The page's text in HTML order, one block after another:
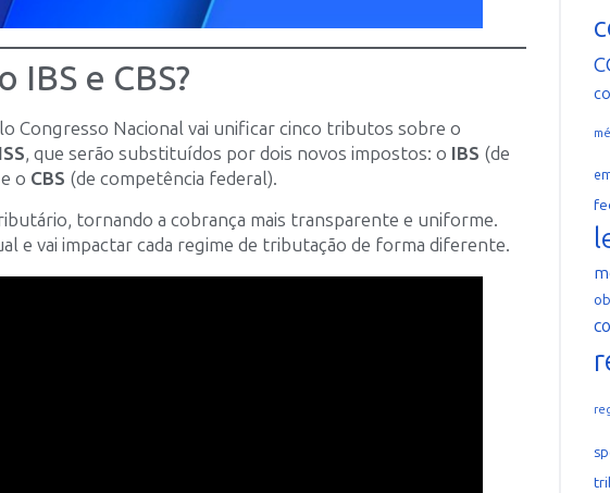
IBS e CBS?
Congresso Nacional vai unificar cinco tributos sobre o
, que serão substituídos por dois novos impostos: o IBS (de
o CBS (de competência federal).
tornando a cobrança mais transparente e uniforme.
e vai impactar cada regime de tributação de forma diferente.